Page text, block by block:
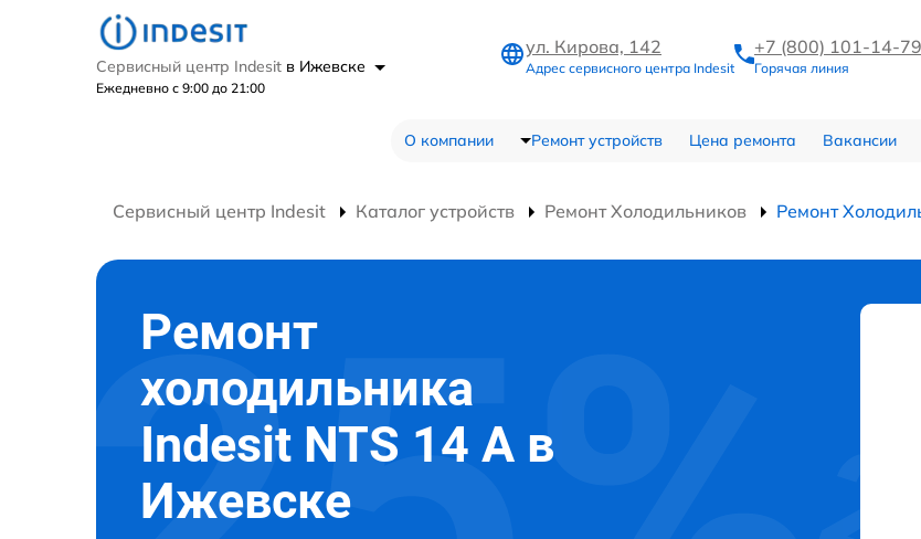
Сервисный центр Indesit в Ижевске
Ежедневно с 9:00 до 21:00
ул. Кирова, 142
Адрес сервисного центра Indesit
+7 (800) 101-14-79
Горячая линия
О компании Ремонт устройств Цена ремонта Вакансии
Сервисный центр Indesit Каталог устройств Ремонт Холодильников Ремонт
Ремонт
холодильника
Indesit NTS 14 A в
Ижевске